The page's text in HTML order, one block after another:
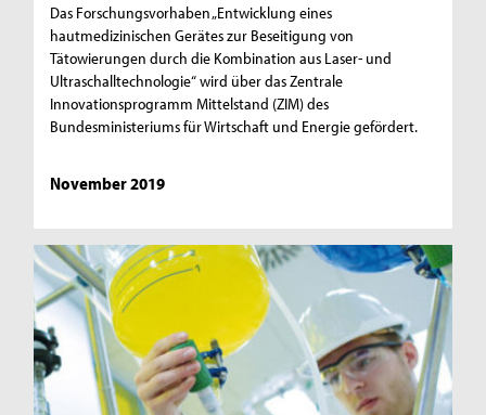
Das Forschungsvorhaben „Entwicklung eines
hautmedizinischen Gerätes zur Beseitigung von
Tätowierungen durch die Kombination aus Laser- und
Ultraschalltechnologie“ wird über das Zentrale
Innovationsprogramm Mittelstand (ZIM) des
Bundesministeriums für Wirtschaft und Energie gefördert.
November 2019